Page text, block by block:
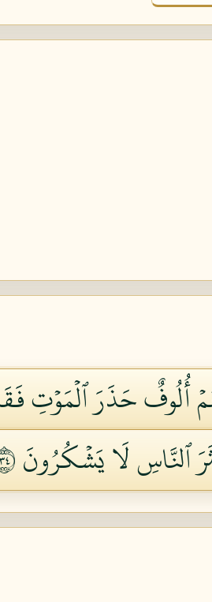
أُلُوفٌ حَذَرَ ٱلۡمَوۡتِ
لَا يَشۡكُرُونَ ٢٤٣